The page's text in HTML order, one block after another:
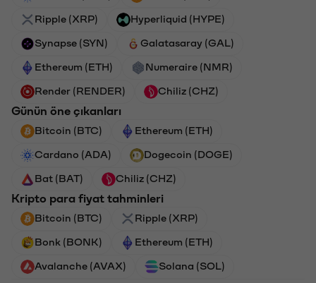
Ripple (XRP) Hyperliquid (HYPE)
Synapse (SYN) Galatasaray (GAL)
Ethereum (ETH) Numeraire (NMR)
Render (RENDER) Chiliz (CHZ)
Günün öne çıkanları
Bitcoin (BTC) Ethereum (ETH)
Cardano (ADA) Dogecoin (DOGE)
Bat (BAT) Chiliz (CHZ)
Kripto para fiyat tahminleri
Bitcoin (BTC) Ripple (XRP)
Bonk (BONK) Ethereum (ETH)
Avalanche (AVAX) Solana (SOL)